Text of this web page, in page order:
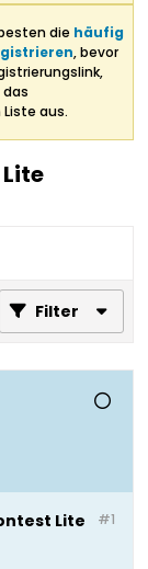
die häufig
, bevor
aus.
Filter
#1
Lite